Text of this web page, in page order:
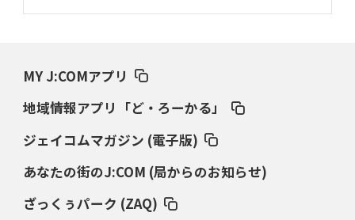
MY J:COMアプリ
地域情報アプリ「ど・ろーかる」
ジェイコムマガジン (電子版)
あなたの街のJ:COM (局からのお知らせ)
ざっくぅパーク (ZAQ)